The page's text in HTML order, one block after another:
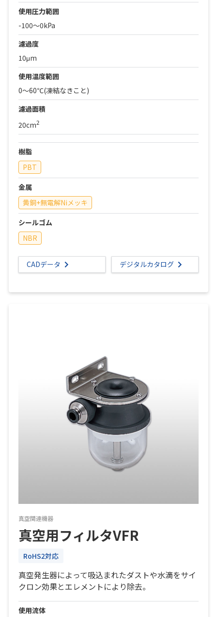
使用圧力範囲
-100～0kPa
濾過度
10μm
使用温度範囲
0～60℃(凍結なきこと)
濾過面積
20cm2
樹脂
PBT
金属
黄銅+無電解Niメッキ
シールゴム
NBR
CADデータ デジタルカタログ
真空関連機器
真空用フィルタVFR
RoHS2対応
真空発生器によって吸込まれたダストや水滴をサイ
クロン効果とエレメントにより除去。
使用流体